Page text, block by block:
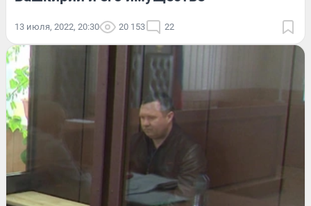
13 июля, 2022, 20:30 20 153 22